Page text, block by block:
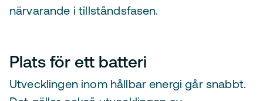
närvarande i tillståndsfasen.
Plats för ett batteri
Utvecklingen inom hållbar energi går snabbt.